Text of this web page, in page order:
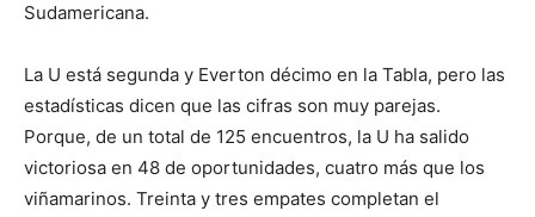
Sudamericana.
La U está segunda y Everton décimo en la Tabla, pero las
estadísticas dicen que las cifras son muy parejas.
Porque, de un total de 125 encuentros, la U ha salido
victoriosa en 48 de oportunidades, cuatro más que los
viñamarinos. Treinta y tres empates completan el